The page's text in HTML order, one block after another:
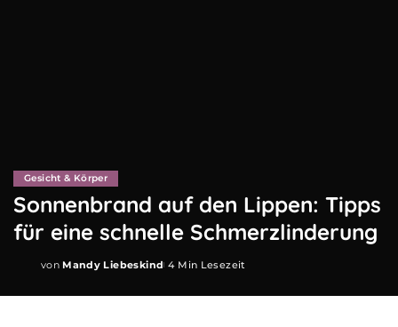
Gesicht & Körper
Sonnenbrand auf den Lippen: Tipps
für eine schnelle Schmerzlinderung
Posted
von Mandy Liebeskind 4 Min Lesezeit